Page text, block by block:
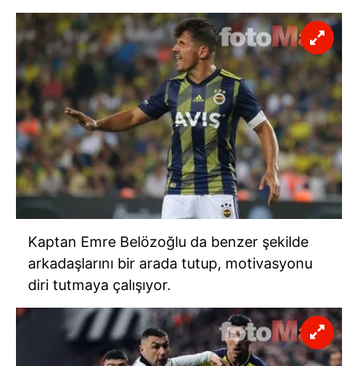
Kaptan Emre Belözoğlu da benzer şekilde
arkadaşlarını bir arada tutup, motivasyonu
diri tutmaya çalışıyor.